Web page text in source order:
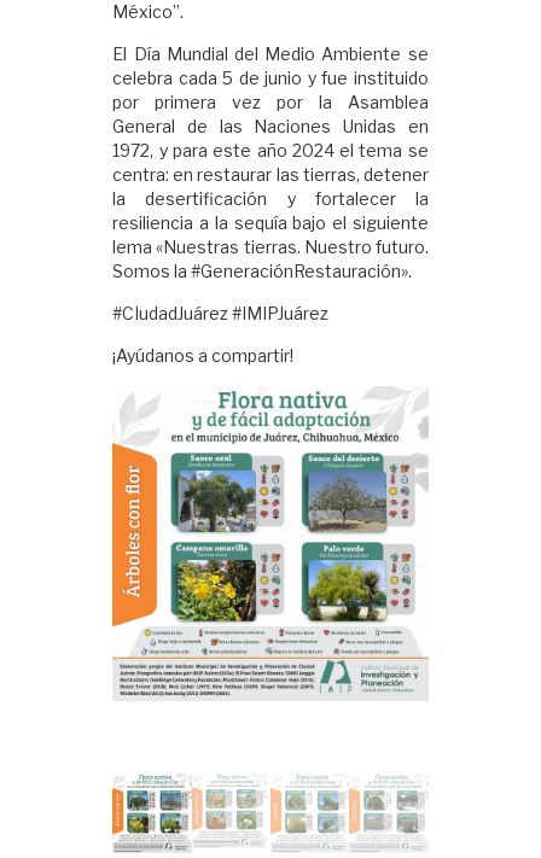
México”.
El Día Mundial del Medio Ambiente se
celebra cada 5 de junio y fue instituido
por primera vez por la Asamblea
General de las Naciones Unidas en
1972, y para este año 2024 el tema se
centra: en restaurar las tierras, detener
la desertificación y fortalecer la
resiliencia a la sequía bajo el siguiente
lema «Nuestras tierras. Nuestro futuro.
Somos la #GeneraciónRestauración».
#CIudadJuárez #IMIPJuárez
¡Ayúdanos a compartir!